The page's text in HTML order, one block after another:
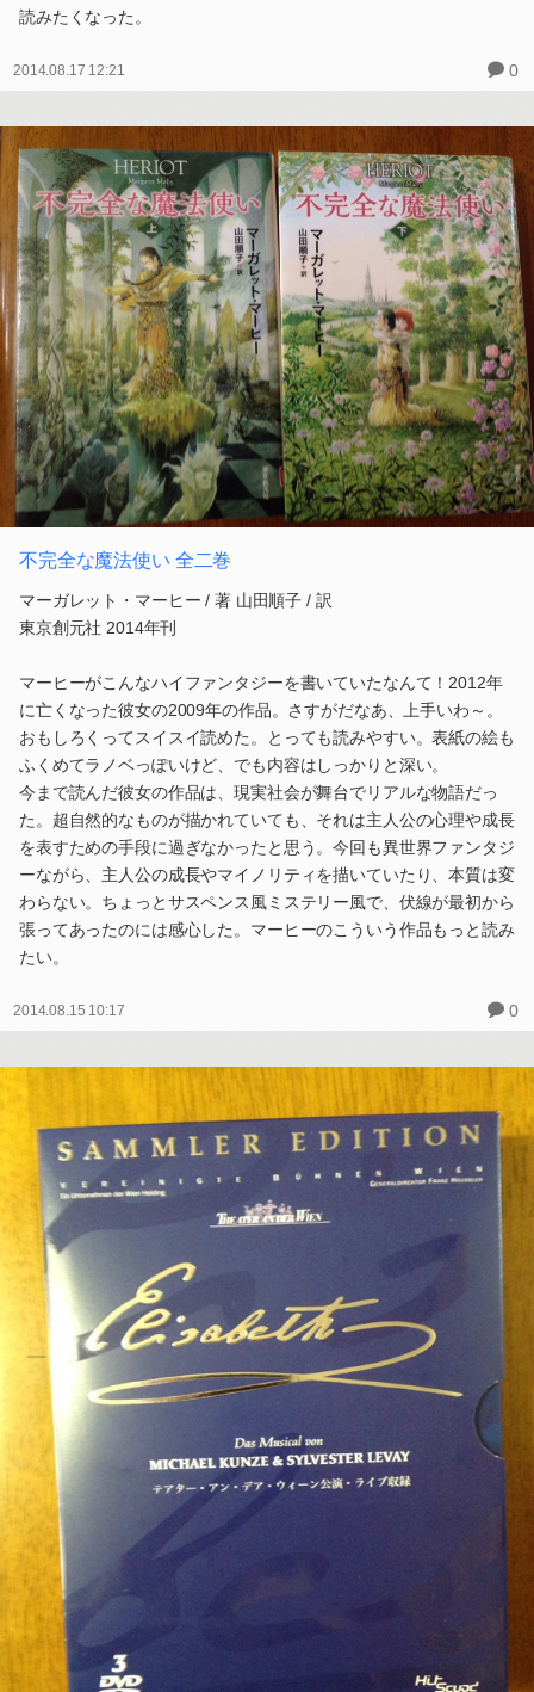
読みたくなった。
2014.08.17 12:21 0
不完全な魔法使い 全二巻
マーガレット・マーヒー / 著 山田順子 / 訳
東京創元社 2014年刊
マーヒーがこんなハイファンタジーを書いていたなんて！2012年
に亡くなった彼女の2009年の作品。さすがだなあ、上手いわ～。
おもしろくってスイスイ読めた。とっても読みやすい。表紙の絵も
ふくめてラノベっぽいけど、でも内容はしっかりと深い。
今まで読んだ彼女の作品は、現実社会が舞台でリアルな物語だっ
た。超自然的なものが描かれていても、それは主人公の心理や成長
を表すための手段に過ぎなかったと思う。今回も異世界ファンタジ
ーながら、主人公の成長やマイノリティを描いていたり、本質は変
わらない。ちょっとサスペンス風ミステリー風で、伏線が最初から
張ってあったのには感心した。マーヒーのこういう作品もっと読み
たい。
2014.08.15 10:17 0